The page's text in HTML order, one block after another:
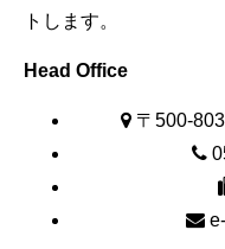
トします。
Head Office
〒500-